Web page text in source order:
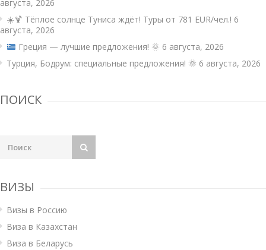
августа, 2026
☀️🍹 Тёплое солнце Туниса ждёт! Туры от 781 EUR/чел.! 6
августа, 2026
Греция — лучшие предложения! 🌞 6 августа, 2026
Турция, Бодрум: специальные предложения! 🌞 6 августа, 2026
ПОИСК
ВИЗЫ
Визы в Россию
Виза в Казахстан
Виза в Беларусь